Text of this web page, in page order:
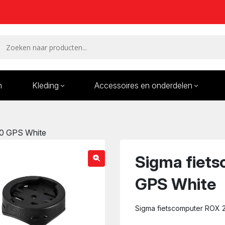
Kleding Accessoires en onderdelen
GPS White
Sigma
GPS White
Sigma fietscomputer ROX